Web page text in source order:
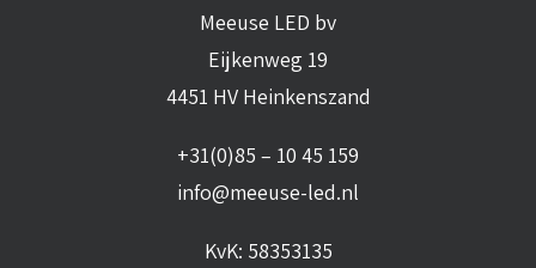
Meeuse LED bv
Eijkenweg 19
4451 HV Heinkenszand
+31(0)85 – 10 45 159
info@meeuse-led.nl
KvK: 58353135